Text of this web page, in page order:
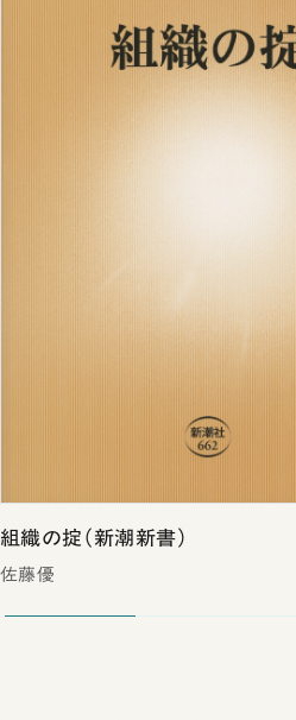
組織の掟（新潮新書）
佐藤優